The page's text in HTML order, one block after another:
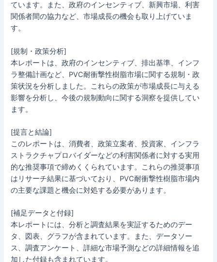
ています。また、政府のインセンティブ、新興市場、利害
関係者間の協力など、市場成長の機会も取り上げていま
す。
[規制・政策分析]
本レポートは、政府のインセンティブ、排出基準、インフ
ラ整備計画など、PVC耐衝撃性樹脂市場に関する規制・政
策状況を分析しました。これらの政策が市場成長に与える
影響を分析し、今後の規制動向に関する洞察を提供してい
ます。
[提言と結論]
このレポートは、消費者、政策立案者、投資家、インフラ
ストラクチャプロバイダーなどの利害関係者に対する実用
的な推奨事項で締めくくられています。これらの推奨事項
はリサーチ結果に基づいており、PVC耐衝撃性樹脂市場内
の主要な課題と機会に対処する必要があります。
[補足データと付録]
本レポートには、分析と調査結果を実証するためのデー
タ、図表、グラフが含まれています。また、データソー
ス、調査アンケート、詳細な市場予測などの詳細情報を追
加した付録も含まれています。